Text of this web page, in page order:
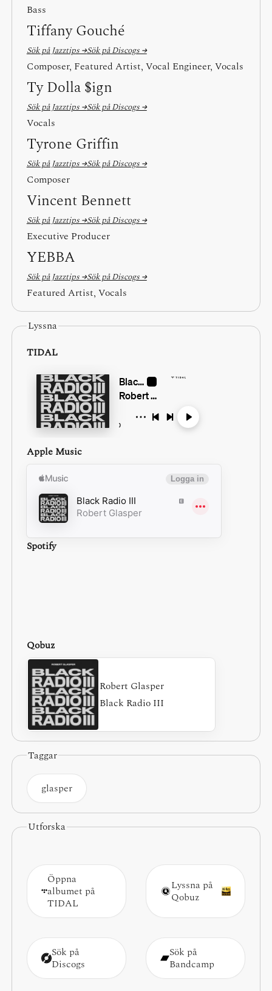
Bass
Tiffany Gouché
Sök på Jazztips →Sök på Discogs →
Composer, Featured Artist, Vocal Engineer, Vocals
Ty Dolla $ign
Sök på Jazztips →Sök på Discogs →
Vocals
Tyrone Griffin
Sök på Jazztips →Sök på Discogs →
Composer
Vincent Bennett
Sök på Jazztips →Sök på Discogs →
Executive Producer
YEBBA
Sök på Jazztips →Sök på Discogs →
Featured Artist, Vocals
Lyssna
TIDAL
Apple Music
Spotify
Qobuz
Robert Glasper
Black Radio III
Taggar
glasper
Utforska
Öppna
albumet på
TIDAL
Lyssna på
Qobuz
Sök på
Discogs
Sök på
Bandcamp